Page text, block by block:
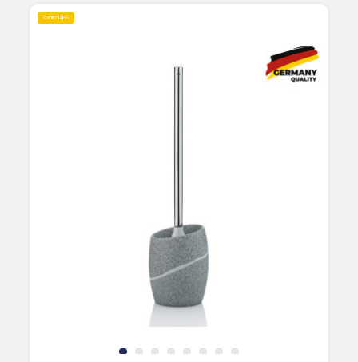
СУПЕРЦІНА